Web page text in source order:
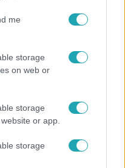
me
storage
on web or
storage
or app.
storage
nyírja ki a bokádat